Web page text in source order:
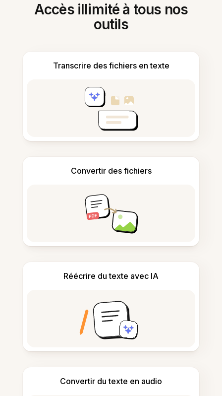
Accès illimité à tous nos
outils
Transcrire des fichiers en texte
Convertir des fichiers
Réécrire du texte avec IA
Convertir du texte en audio